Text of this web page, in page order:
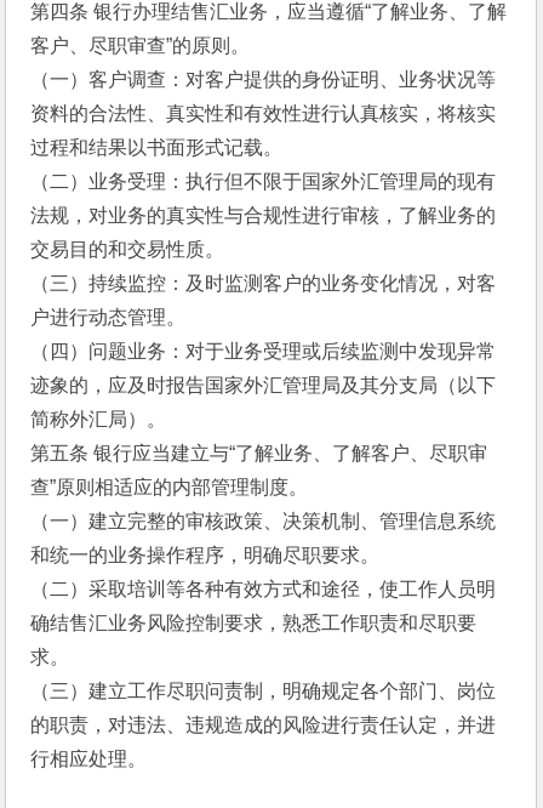
第四条 银行办理结售汇业务，应当遵循“了解业务、了解
客户、尽职审查”的原则。
（一）客户调查：对客户提供的身份证明、业务状况等
资料的合法性、真实性和有效性进行认真核实，将核实
过程和结果以书面形式记载。
（二）业务受理：执行但不限于国家外汇管理局的现有
法规，对业务的真实性与合规性进行审核，了解业务的
交易目的和交易性质。
（三）持续监控：及时监测客户的业务变化情况，对客
户进行动态管理。
（四）问题业务：对于业务受理或后续监测中发现异常
迹象的，应及时报告国家外汇管理局及其分支局（以下
简称外汇局）。
第五条 银行应当建立与“了解业务、了解客户、尽职审
查”原则相适应的内部管理制度。
（一）建立完整的审核政策、决策机制、管理信息系统
和统一的业务操作程序，明确尽职要求。
（二）采取培训等各种有效方式和途径，使工作人员明
确结售汇业务风险控制要求，熟悉工作职责和尽职要
求。
（三）建立工作尽职问责制，明确规定各个部门、岗位
的职责，对违法、违规造成的风险进行责任认定，并进
行相应处理。